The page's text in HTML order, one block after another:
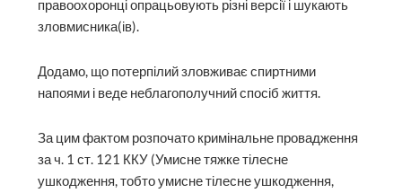
правоохоронці опрацьовують різні версії і шукають
зловмисника(ів).
Додамо, що потерпілий зловживає спиртними
напоями і веде неблагополучний спосіб життя.
За цим фактом розпочато кримінальне провадження
за ч. 1 ст. 121 ККУ (Умисне тяжке тілесне
ушкодження, тобто умисне тілесне ушкодження,